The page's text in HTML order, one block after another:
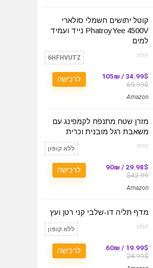
קוטל יתושים חשמלי סולארי
PhatroyYee 4500V נייד ועמיד
למים
קופון: 6HFHVUTZ
34.99$ / 105₪
69.99$
Amazon
לרכישה
מזרן שטח מתנפח לקמפינג עם
משאבת רגל מובנית וכרית
קופון: ללא קופון
29.98$ / 90₪
$42.99
Amazon
לרכישה
מדף תליה דו-שלבי קני רטן ועץ
קופון: ללא קופון
19.99$ / 60₪
24.99$
לרכישה